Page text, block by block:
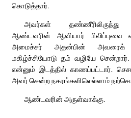
கொடுத்தார்.
அவர்கள் தண்ணீரிலிருந்து
ஆண்டவரின் ஆவியார் பிலிப்புவை
அமைச்சர் அதன்பின் அவரைக்
மகிழ்ச்சியோடு தம் வழியே சென்றார்.
என்னும் இடத்தில் காணப்பட்டார்.
அவர் சென்ற நகரங்களிலெல்லாம்
ஆண்டவரின் அருள்வாக்கு.